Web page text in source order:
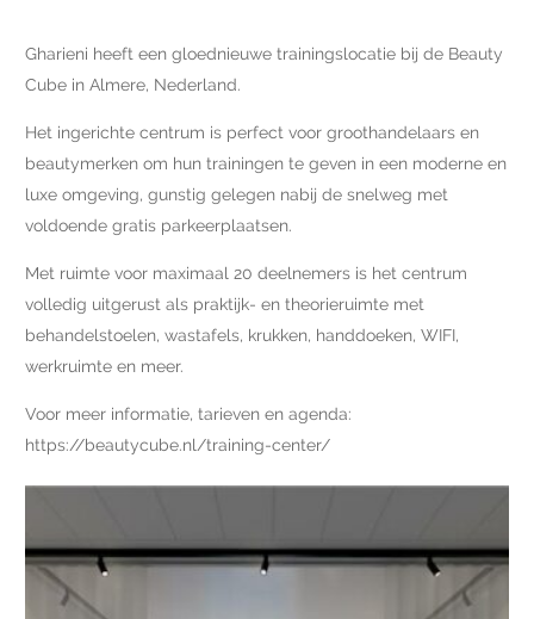
Gharieni heeft een gloednieuwe trainingslocatie bij de Beauty
Cube in Almere, Nederland.
Het ingerichte centrum is perfect voor groothandelaars en
beautymerken om hun trainingen te geven in een moderne en
luxe omgeving, gunstig gelegen nabij de snelweg met
voldoende gratis parkeerplaatsen.
Met ruimte voor maximaal 20 deelnemers is het centrum
volledig uitgerust als praktijk- en theorieruimte met
behandelstoelen, wastafels, krukken, handdoeken, WIFI,
werkruimte en meer.
Voor meer informatie, tarieven en agenda:
https://beautycube.nl/training-center/